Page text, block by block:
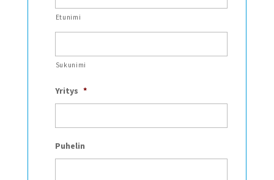
Etunimi
Sukunimi
Yritys *
Puhelin